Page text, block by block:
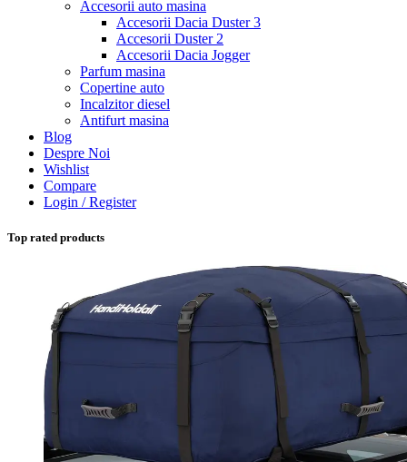
Accesorii auto masina
Accesorii Dacia Duster 3
Accesorii Duster 2
Accesorii Dacia Jogger
Parfum masina
Copertine auto
Incalzitor diesel
Antifurt masina
Blog
Despre Noi
Wishlist
Compare
Login / Register
Top rated products